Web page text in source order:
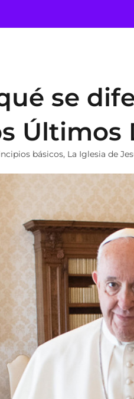
se
Últimos
básicos, La Iglesia de